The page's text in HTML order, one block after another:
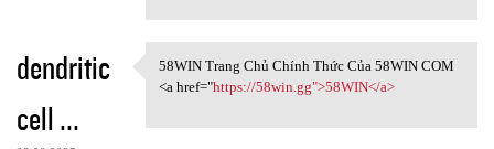
dendritic
cell ...
58WIN Trang Chủ Chính Thức
58WIN Trang Chủ Chính Thức Của 58WIN COM
<a href="https://58win.gg">58WIN</a>